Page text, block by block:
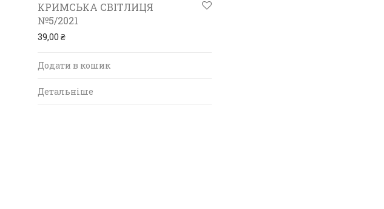
КРИМСЬКА СВІТЛИЦЯ
№5/2021
39,00 ₴
Додати в кошик
Детальніше